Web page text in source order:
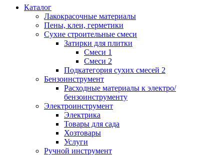
Каталог
Лакокрасочные материалы
Пены, клеи, герметики
Сухие строительные смеси
Затирки для плитки
Смеси 1
Смеси 2
Подкатегория сухих смесей 2
Бензоинструмент
Расходные материалы к электро/
бензоинструменту
Электроинструмент
Электрика
Товары для сада
Хозтовары
Услуги
Ручной инструмент